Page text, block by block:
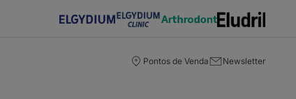
Pontos de Venda Newsletter